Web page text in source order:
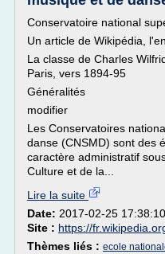
Conservatoire national
Un article de Wikipédia,
La classe de Charles
Paris, vers 1894-95
Généralités
modifier
Les Conservatoires
danse (CNSMD) sont des
caractère administratif
Culture et de la...
Lire la suite
Date: 2017-02-25 17:38:10
Site : https://
Thèmes liés : ecole